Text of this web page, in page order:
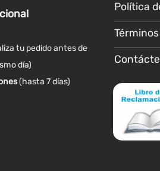
producto
tu pedido antes de
día)
(hasta 7 días)
Política